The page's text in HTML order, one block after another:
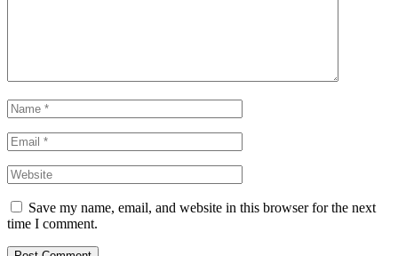
Save my name, email, and website in this browser for the next
time I comment.